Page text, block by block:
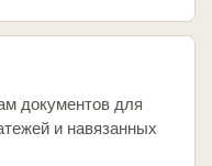
документов для
и навязанных